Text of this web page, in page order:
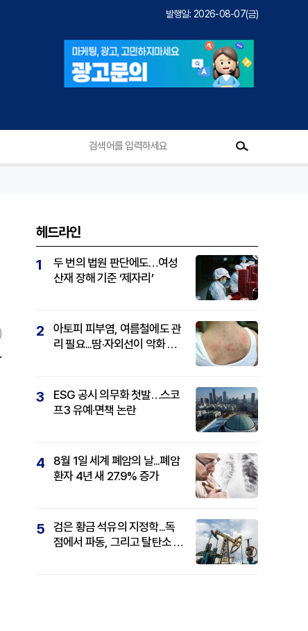
발행일: 2026-08-07(금)
헤드라인
1
두 번의 법원 판단에도…여성
산재 장해 기준 ‘제자리’
2
아토피 피부염, 여름철에도 관
리 필요...땀·자외선이 악화 요
3
ESG 공시 의무화 첫발…스코
프3 유예·면책 논란
4
8월 1일 세계 폐암의 날...폐암
환자 4년 새 27.9% 증가
5
검은 황금 석유의 지정학...독
점에서 파동, 그리고 탈탄소 패